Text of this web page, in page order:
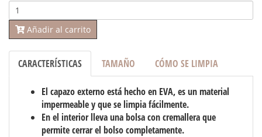
Añadir al carrito
CARACTERÍSTICAS TAMAÑO CÓMO SE LIMPIA
El capazo externo está hecho en EVA, es un material
impermeable y que se limpia fácilmente.
En el interior lleva una bolsa con cremallera que
permite cerrar el bolso completamente.